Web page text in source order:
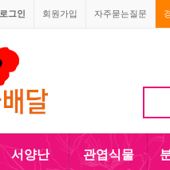
자주묻는질문
회원가입
로그인
010-5110-4090
서양난 관엽식물